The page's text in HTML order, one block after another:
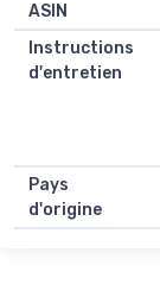
ASIN
Instructions
d'entretien
Pays
d'origine